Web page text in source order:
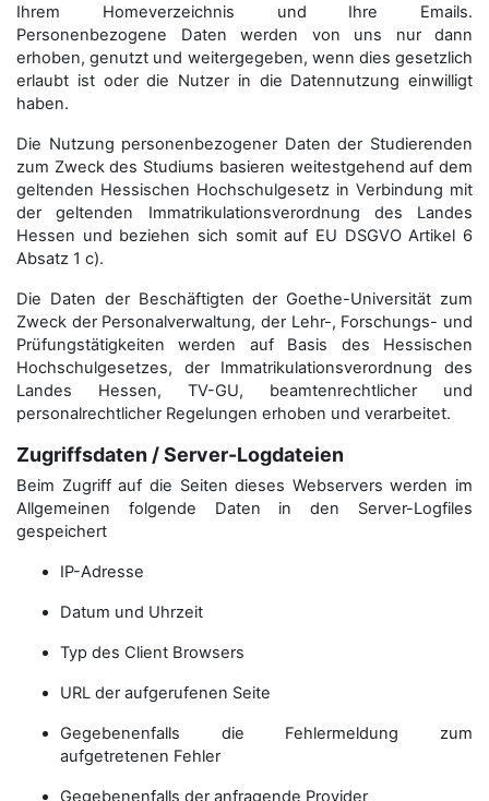
Ihrem Homeverzeichnis und Ihre Emails.
Personenbezogene Daten werden von uns nur dann
erhoben, genutzt und weitergegeben, wenn dies gesetzlich
erlaubt ist oder die Nutzer in die Datennutzung einwilligt
haben.
Die Nutzung personenbezogener Daten der Studierenden
zum Zweck des Studiums basieren weitestgehend auf dem
geltenden Hessischen Hochschulgesetz in Verbindung mit
der geltenden Immatrikulationsverordnung des Landes
Hessen und beziehen sich somit auf EU DSGVO Artikel 6
Absatz 1 c).
Die Daten der Beschäftigten der Goethe-Universität zum
Zweck der Personal­verwaltung, der Lehr-, Forschungs- und
Prüfungstätigkeiten werden auf Basis des Hessischen
Hochschulgesetzes, der Immatrikulations­verordnung des
Landes Hessen, TV-GU, beamtenrechtlicher und
personalrechtlicher Regelungen erhoben und verarbeitet.
Zugriffsdaten / Server-Logdateien
Beim Zugriff auf die Seiten dieses Webservers werden im
Allgemeinen folgende Daten in den Server-Logfiles
gespeichert
IP-Adresse
Datum und Uhrzeit
Typ des Client Browsers
URL der aufgerufenen Seite
Gegebenenfalls die Fehlermeldung zum
aufgetretenen Fehler
Gegebenenfalls der anfragende Provider